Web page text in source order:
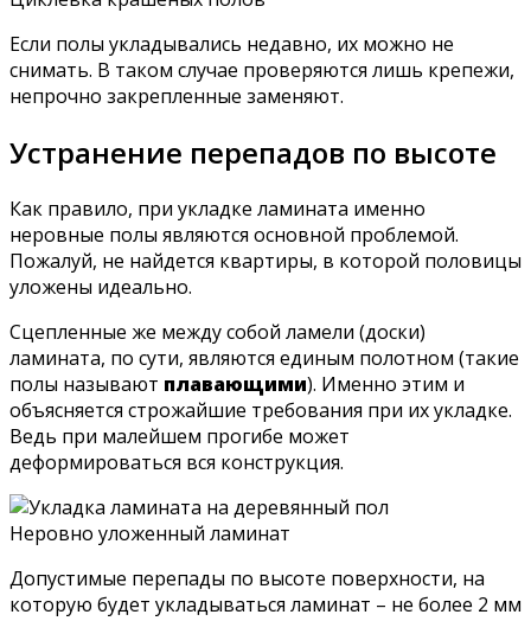
Если полы укладывались недавно, их можно не
снимать. В таком случае проверяются лишь крепежи,
непрочно закрепленные заменяют.
Устранение перепадов по высоте
Как правило, при укладке ламината именно
неровные полы являются основной проблемой.
Пожалуй, не найдется квартиры, в которой половицы
уложены идеально.
Сцепленные же между собой ламели (доски)
ламината, по сути, являются единым полотном (такие
полы называют плавающими). Именно этим и
объясняется строжайшие требования при их укладке.
Ведь при малейшем прогибе может
деформироваться вся конструкция.
Неровно уложенный ламинат
Допустимые перепады по высоте поверхности, на
которую будет укладываться ламинат – не более 2 мм